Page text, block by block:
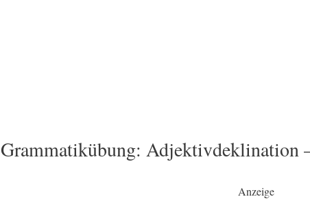
Grammatikübung: Adjektivdeklination
Anzeige